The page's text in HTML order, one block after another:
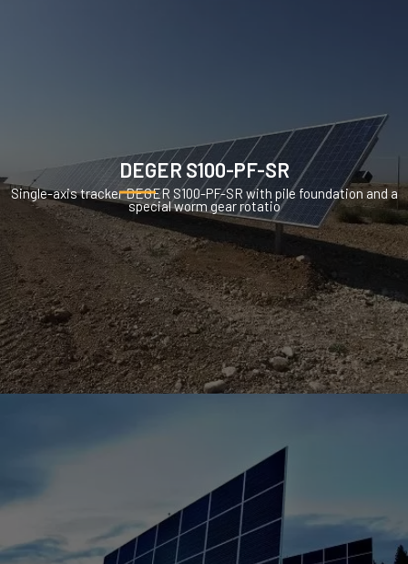
DEGER S100-PF-SR
Single-axis tracker DEGER S100-PF-SR with pile foundation and a
special worm gear rotatio